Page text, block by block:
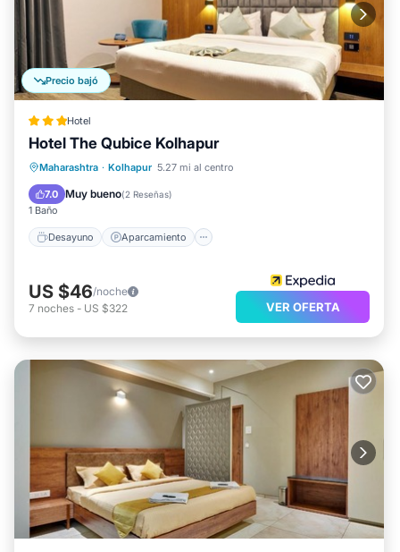
Precio bajó
Hotel
Hotel The Qubice Kolhapur
Maharashtra · Kolhapur 5.27 mi al centro
7.0 Muy bueno(2 Reseñas)
1 Baño
Desayuno Aparcamiento
Desayuno
Aparcamiento
Balcón/Terraza
US $46/noche
7 noches - US $322 VER OFERTA